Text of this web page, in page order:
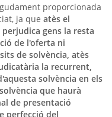
proporcionada
ja que atès el
gens la resta
de l'oferta ni
de solvència, atès
la recurrent,
solvència en els
que haurà
de presentació
perfecció del